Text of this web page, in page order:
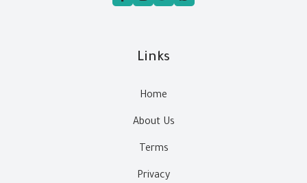
Links
Home
About Us
Terms
Privacy